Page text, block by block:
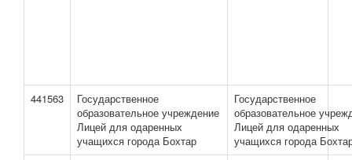
441563
Государственное
образовательное учреждение
Лицей для одаренных
учащихся города Бохтар
Государственное
образовательное
Лицей для одаренных
учащихся города